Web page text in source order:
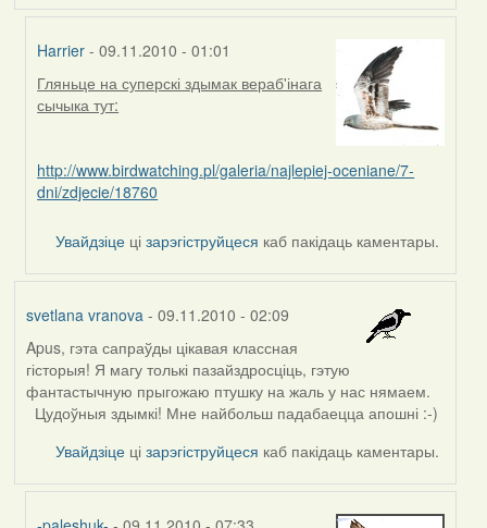
Harrier - 09.11.2010 - 01:01
In
reply
Harrier
Гляньце на суперскі здымак вераб'інага
сычыка тут:
http://www.birdwatching.pl/galeria/najlepiej-oceniane/7-
dni/zdjecie/18760
Увайдзіце цізарэгіструйцеся каб пакідаць каментары.
svetlana vranova - 09.11.2010 - 02:09
Apus, гэта сапраўды цікавая классная
гісторыя! Я магу толькі пазайздросціць, гэтую
фантастычную прыгожаю птушку на жаль у нас нямаем.
Цудоўныя здымкі! Мне найбольш падабаецца апошні :-)
Увайдзіце цізарэгіструйцеся каб пакідаць каментары.